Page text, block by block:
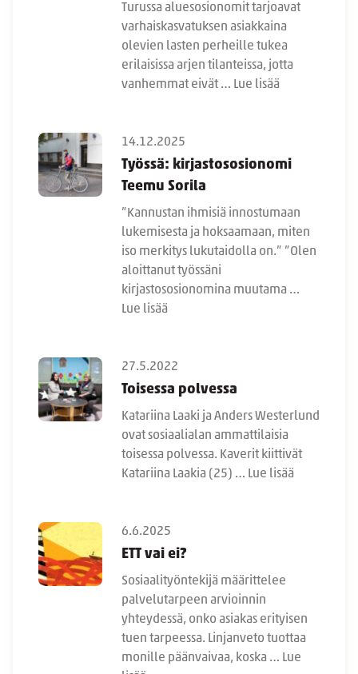
Turussa aluesosionomit tarjoavat
varhaiskasvatuksen asiakkaina
olevien lasten perheille tukea
erilaisissa arjen tilanteissa, jotta
vanhemmat eivät … Lue lisää
14.12.2025
Työssä: kirjastososionomi
Teemu Sorila
”Kannustan ihmisiä innostumaan
lukemisesta ja hoksaamaan, miten
iso merkitys lukutaidolla on.” ”Olen
aloittanut työssäni
kirjastososionomina muutama …
Lue lisää
27.5.2022
Toisessa polvessa
Katariina Laaki ja Anders Westerlund
ovat sosiaalialan ammattilaisia
toisessa polvessa. Kaverit kiittivät
Katariina Laakia (25) … Lue lisää
6.6.2025
ETT vai ei?
Sosiaalityöntekijä määrittelee
palvelutarpeen arvioinnin
yhteydessä, onko asiakas erityisen
tuen tarpeessa. Linjanveto tuottaa
monille päänvaivaa, koska … Lue